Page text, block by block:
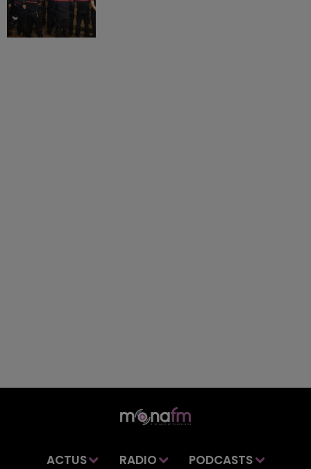
ACTUS RADIO PODCASTS